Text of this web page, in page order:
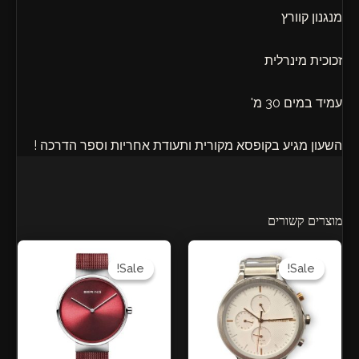
מנגנון קוורץ
זכוכית מינרלית
עמיד במים 30 מ'
השעון מגיע בקופסא מקורית ותעודת אחריות וספר הדרכה !
מוצרים קשורים
Sale!
Sale!
המקורי
היה:
₪899.00.
המחיר
הוא:
₪749.00.
Sale!
Sale!
המקורי
היה:
₪899.00.
המחיר
₪719.00.